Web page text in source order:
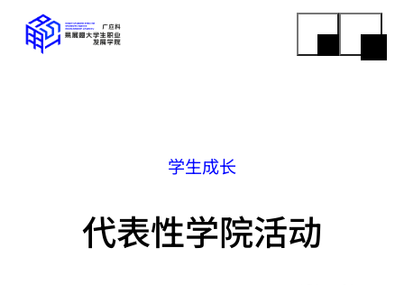
学生成长
代表性学院活动